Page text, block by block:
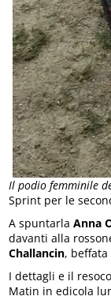
Il podio femminile
Sprint per le
A spuntarlaAnna
davanti alla
Challancin,
I dettagli e il
Matin in edicola